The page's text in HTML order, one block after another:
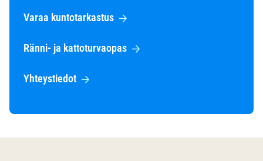
Varaa kuntotarkastus
Ränni- ja kattoturvaopas
Yhteystiedot